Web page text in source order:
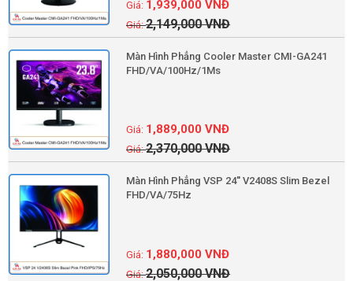
2,149,000VNĐ
1,939,000VNĐ
Màn Hình Phẳng Cooler Master CMI-GA241
FHD/VA/100Hz/1Ms
2,370,000VNĐ
1,889,000VNĐ
Màn Hình Phẳng VSP 24'' V2408S Slim Bezel
FHD/VA/75Hz
2,050,000VNĐ
1,880,000VNĐ